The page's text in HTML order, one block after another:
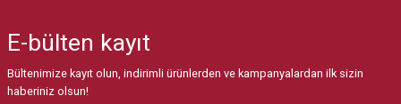
Görüş ve önerileriniz için teşekkür ederiz.
Ürün resmi kalitesiz, bozuk veya görüntülenemiyor.
E-bülten kayıt
Bültenimize kayıt olun, indirimli ürünlerden ve kampanyalardan ilk sizin
haberiniz olsun!